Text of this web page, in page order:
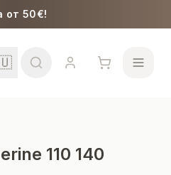
от 50€!
110 140